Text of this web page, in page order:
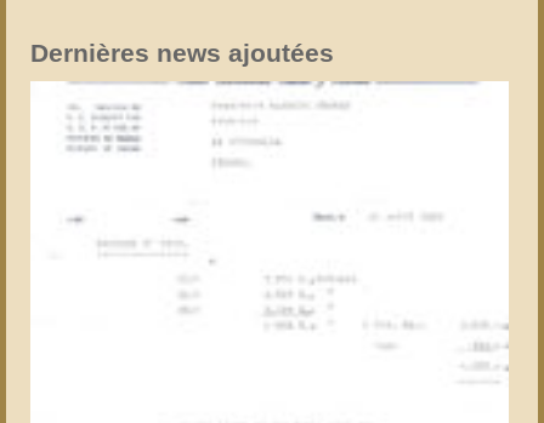
Dernières news ajoutées